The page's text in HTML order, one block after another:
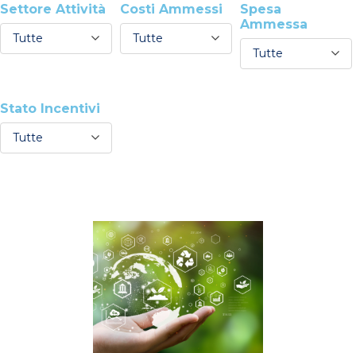
Settore Attività
Tutte
Costi Ammessi
Tutte
Spesa
Ammessa
Tutte
Stato Incentivi
Tutte